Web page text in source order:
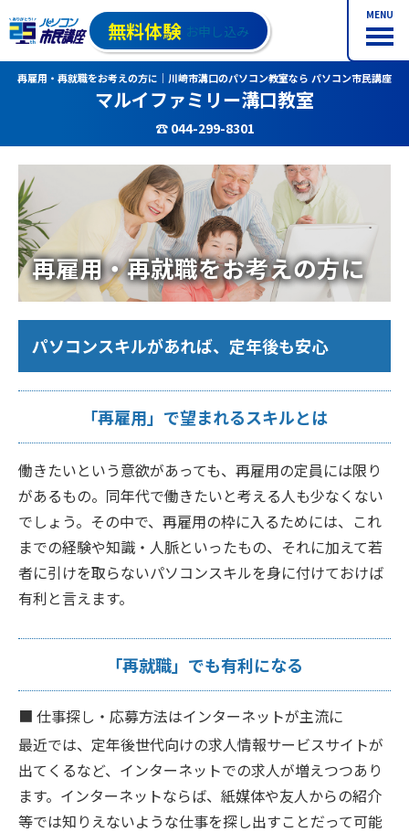
MENU
無料体験 お申し込み
再雇用・再就職をお考えの方に｜川崎市溝口のパソコン教室なら パソコン市民講座
マルイファミリー溝口教室
☎ 044-299-8301
再雇用・再就職をお考えの方に
パソコンスキルがあれば、定年後も安心
「再雇用」で望まれるスキルとは
働きたいという意欲があっても、再雇用の定員には限り
があるもの。同年代で働きたいと考える人も少なくない
でしょう。その中で、再雇用の枠に入るためには、これ
までの経験や知識・人脈といったもの、それに加えて若
者に引けを取らないパソコンスキルを身に付けておけば
有利と言えます。
「再就職」でも有利になる
■ 仕事探し・応募方法はインターネットが主流に
最近では、定年後世代向けの求人情報サービスサイトが
出てくるなど、インターネットでの求人が増えつつあり
ます。インターネットならば、紙媒体や友人からの紹介
等では知りえないような仕事を探し出すことだって可能